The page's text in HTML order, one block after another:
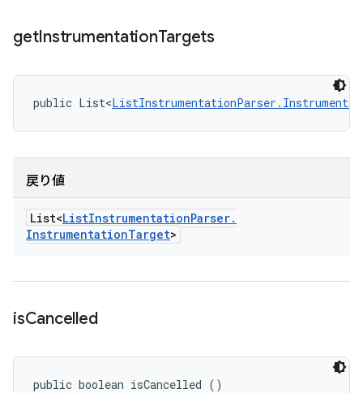
getInstrumentationTargets
public List<
戻り値
List<ListInstrumentationParser.
InstrumentationTarget>
isCancelled
public boolean isCancelled ()